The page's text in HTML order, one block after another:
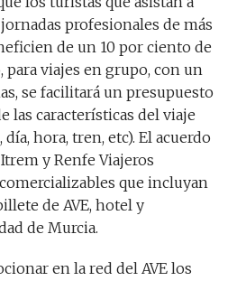
profesionales de más
de un 10 por ciento de
viajes en grupo, con un
se facilitará un presupuesto
las características del viaje
hora, tren, etc). El acuerdo
y Renfe Viajeros
que incluyan
de AVE, hotel y
de Murcia.
en la red del AVE los